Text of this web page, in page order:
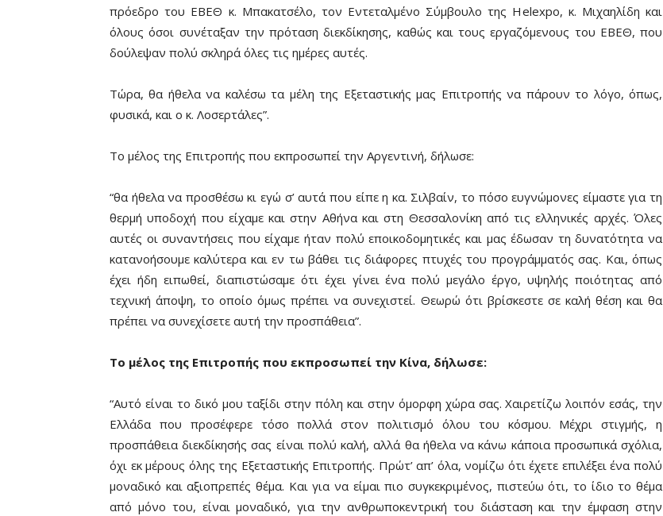
πρόεδρο του ΕΒΕΘ κ. Μπακατσέλο, τον Εντεταλμένο Σύμβουλο της Helexpo, κ. Μιχαηλίδη και
όλους όσοι συνέταξαν την πρόταση διεκδίκησης, καθώς και τους εργαζόμενους του ΕΒΕΘ, που
δούλεψαν πολύ σκληρά όλες τις ημέρες αυτές.
Τώρα, θα ήθελα να καλέσω τα μέλη της Εξεταστικής μας Επιτροπής να πάρουν το λόγο, όπως,
φυσικά, και ο κ. Λοσερτάλες”.
Το μέλος της Επιτροπής που εκπροσωπεί την Αργεντινή, δήλωσε:
“θα ήθελα να προσθέσω κι εγώ σ’ αυτά που είπε η κα. Σιλβαίν, το πόσο ευγνώμονες είμαστε για τη
θερμή υποδοχή που είχαμε και στην Αθήνα και στη Θεσσαλονίκη από τις ελληνικές αρχές. Όλες
αυτές οι συναντήσεις που είχαμε ήταν πολύ εποικοδομητικές και μας έδωσαν τη δυνατότητα να
κατανοήσουμε καλύτερα και εν τω βάθει τις διάφορες πτυχές του προγράμματός σας. Και, όπως
έχει ήδη ειπωθεί, διαπιστώσαμε ότι έχει γίνει ένα πολύ μεγάλο έργο, υψηλής ποιότητας από
τεχνική άποψη, το οποίο όμως πρέπει να συνεχιστεί. Θεωρώ ότι βρίσκεστε σε καλή θέση και θα
πρέπει να συνεχίσετε αυτή την προσπάθεια”.
Το μέλος της Επιτροπής που εκπροσωπεί την Κίνα, δήλωσε:
“Αυτό είναι το δικό μου ταξίδι στην πόλη και στην όμορφη χώρα σας. Χαιρετίζω λοιπόν εσάς, την
Ελλάδα που προσέφερε τόσο πολλά στον πολιτισμό όλου του κόσμου. Μέχρι στιγμής, η
προσπάθεια διεκδίκησής σας είναι πολύ καλή, αλλά θα ήθελα να κάνω κάποια προσωπικά σχόλια,
όχι εκ μέρους όλης της Εξεταστικής Επιτροπής. Πρώτ’ απ’ όλα, νομίζω ότι έχετε επιλέξει ένα πολύ
μοναδικό και αξιοπρεπές θέμα. Και για να είμαι πιο συγκεκριμένος, πιστεύω ότι, το ίδιο το θέμα
από μόνο του, είναι μοναδικό, για την ανθρωποκεντρική του διάσταση και την έμφαση στην